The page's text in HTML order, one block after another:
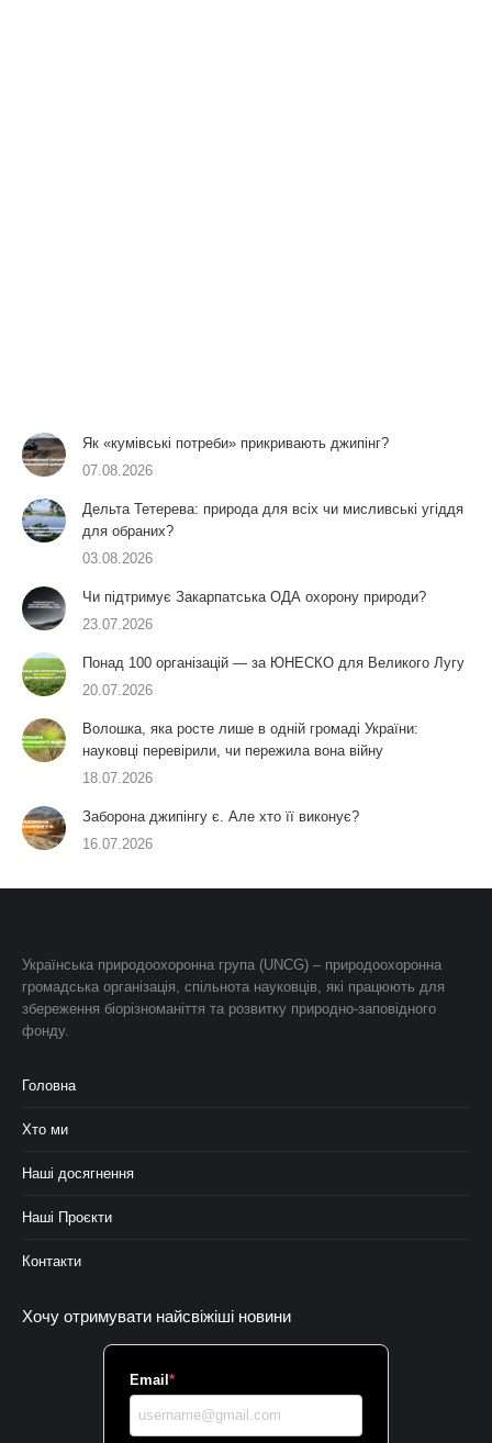
Як «кумівські потреби» прикривають джипінг?
07.08.2026
Дельта Тетерева: природа для всіх чи мисливські угіддя
для обраних?
03.08.2026
Чи підтримує Закарпатська ОДА охорону природи?
23.07.2026
Понад 100 організацій — за ЮНЕСКО для Великого Лугу
20.07.2026
Волошка, яка росте лише в одній громаді України:
науковці перевірили, чи пережила вона війну
18.07.2026
Заборона джипінгу є. Але хто її виконує?
16.07.2026
Українська природоохоронна група (UNCG) – природоохоронна
громадська організація, спільнота науковців, які працюють для
збереження біорізноманіття та розвитку природно-заповідного
фонду.
Головна
Хто ми
Наші досягнення
Наші Проєкти
Контакти
Хочу отримувати найсвіжіші новини
Email *